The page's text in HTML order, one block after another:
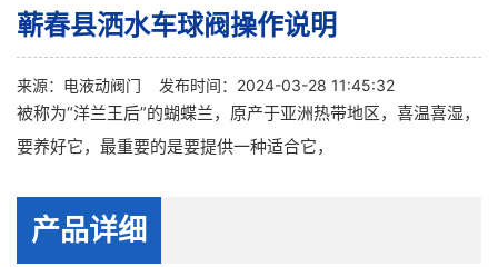
蕲春县洒水车球阀操作说明
来源： 电液动阀门 发布时间：2024-03-28 11:45:32
被称为“洋兰王后”的蝴蝶兰，原产于亚洲热带地区，喜温喜湿，
要养好它，最重要的是要提供一种适合它，
产品详细